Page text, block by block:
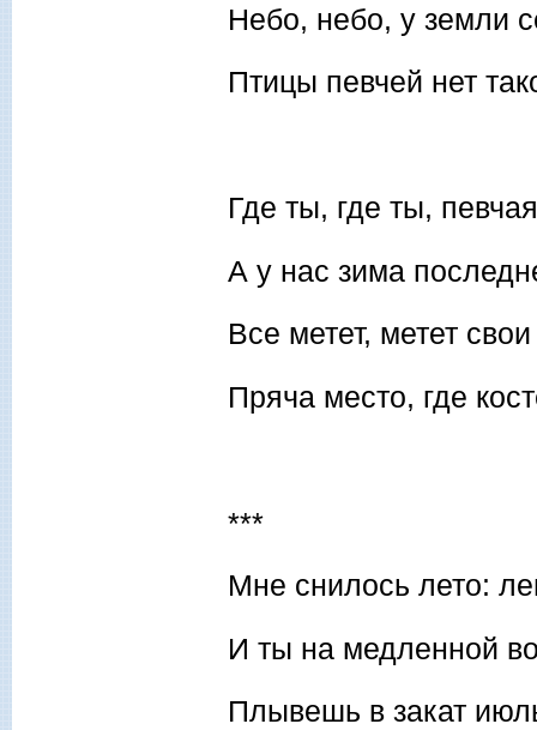
Небо, небо, у земли
Птицы певчей нет
Где ты, где ты,
А у нас зима
Все метет, метет
Пряча место, где
***
Мне снилось лето:
И ты на медленной
Плывешь в закат